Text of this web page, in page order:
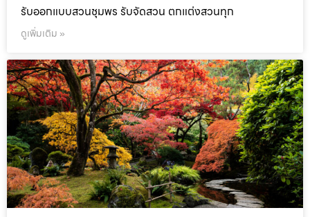
รับออกแบบสวนชุมพร รับจัดสวน ตกแต่งสวนทุก
ดูเพิ่มเติม »